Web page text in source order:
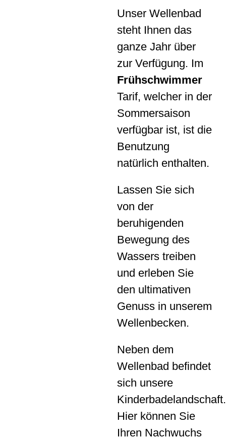
Unser Wellenbad
steht Ihnen das
ganze Jahr über
zur Verfügung. Im
Frühschwimmer
Tarif, welcher in der
Sommersaison
verfügbar ist, ist die
Benutzung
natürlich enthalten.
Lassen Sie sich
von der
beruhigenden
Bewegung des
Wassers treiben
und erleben Sie
den ultimativen
Genuss in unserem
Wellenbecken.
Neben dem
Wellenbad befindet
sich unsere
Kinderbadelandschaft.
Hier können Sie
Ihren Nachwuchs